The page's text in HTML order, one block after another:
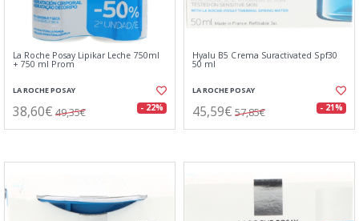
La Roche Posay Lipikar Leche 750ml
+ 750 ml Prom
LA ROCHE POSAY
38,60€ 49,35€ - 22%
Hyalu B5 Crema Suractivated Spf30
50 ml
LA ROCHE POSAY
45,59€ 57,85€ - 21%